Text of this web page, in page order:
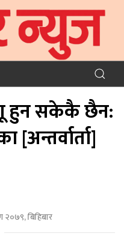
हुन सकेकै छैन:
[अन्तर्वार्ता]
२०७९, बिहिबार